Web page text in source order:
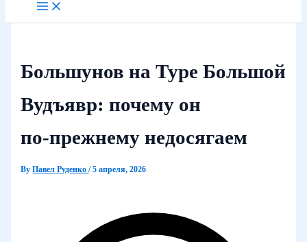
Большунов на Туре Большой
Вудъявр: почему он
по‑прежнему недосягаем
ByПавел Руденко/5 апреля, 2026